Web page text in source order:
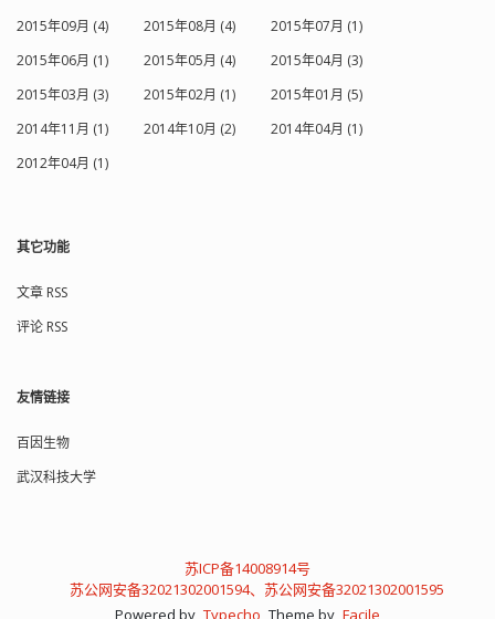
2015年09月 (4)
2015年08月 (4)
2015年07月 (1)
2015年06月 (1)
2015年05月 (4)
2015年04月 (3)
2015年03月 (3)
2015年02月 (1)
2015年01月 (5)
2014年11月 (1)
2014年10月 (2)
2014年04月 (1)
2012年04月 (1)
其它功能
文章 RSS
评论 RSS
友情链接
百因生物
武汉科技大学
苏ICP备14008914号
苏公网安备32021302001594、苏公网安备32021302001595
Powered by Typecho Theme by Facile